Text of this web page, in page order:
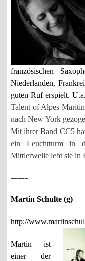
französischen
Niederlanden,
guten Ruf erspielt.
Talent of Alpes
nach New York
Mit ihrer Band CC5
ein Leuchtturm in
Mittlerweile lebt sie in
——–
Martin Schulte (g)
http://
Martin ist
einer der